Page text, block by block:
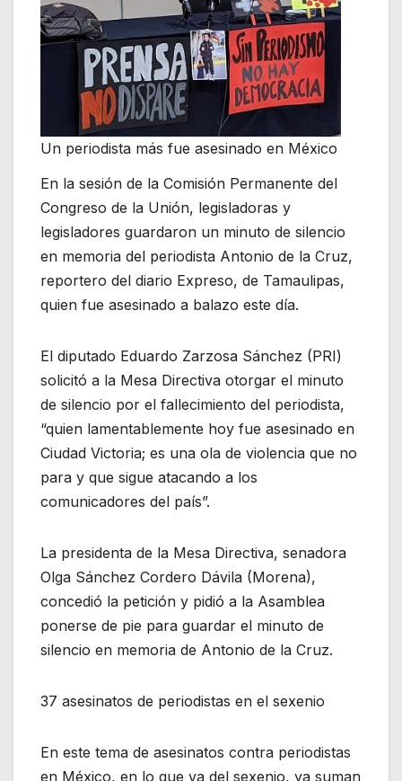
Un periodista más fue asesinado en México
En la sesión de la Comisión Permanente del
Congreso de la Unión, legisladoras y
legisladores guardaron un minuto de silencio
en memoria del periodista Antonio de la Cruz,
reportero del diario Expreso, de Tamaulipas,
quien fue asesinado a balazo este día.
El diputado Eduardo Zarzosa Sánchez (PRI)
solicitó a la Mesa Directiva otorgar el minuto
de silencio por el fallecimiento del periodista,
“quien lamentablemente hoy fue asesinado en
Ciudad Victoria; es una ola de violencia que no
para y que sigue atacando a los
comunicadores del país”.
La presidenta de la Mesa Directiva, senadora
Olga Sánchez Cordero Dávila (Morena),
concedió la petición y pidió a la Asamblea
ponerse de pie para guardar el minuto de
silencio en memoria de Antonio de la Cruz.
37 asesinatos de periodistas en el sexenio
En este tema de asesinatos contra periodistas
en México, en lo que va del sexenio, ya suman